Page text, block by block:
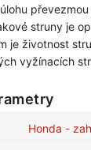
struny je
je životnost
vyžínacích
Honda -